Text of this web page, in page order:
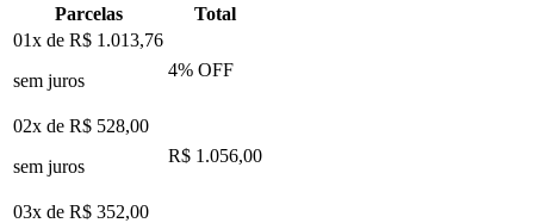
Parcelas
Total
01x de R$ 1.013,76
sem juros
4% OFF
02x de R$ 528,00
sem juros
R$ 1.056,00
03x de R$ 352,00